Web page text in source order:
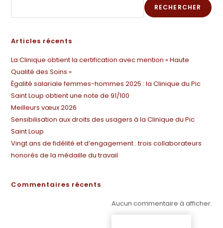
RECHERCHER
Articles récents
La Clinique obtient la certification avec mention « Haute
Qualité des Soins »
Égalité salariale femmes-hommes 2025 : la Clinique du Pic
Saint Loup obtient une note de 91/100
Meilleurs vœux 2026
Sensibilisation aux droits des usagers à la Clinique du Pic
Saint Loup
Vingt ans de fidélité et d’engagement : trois collaborateurs
honorés de la médaille du travail
Commentaires récents
Aucun commentaire à afficher.